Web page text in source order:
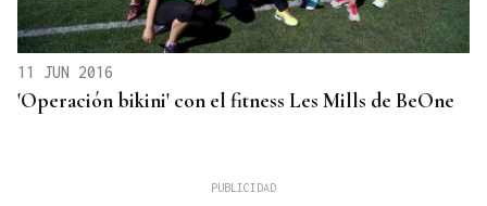
11 JUN 2016
'Operación bikini' con el fitness Les Mills de BeOne